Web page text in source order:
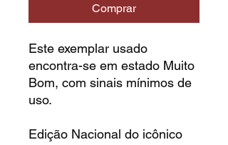
Comprar
Este exemplar usado
encontra-se em estado Muito
Bom, com sinais mínimos de
uso.
Edição Nacional do icônico